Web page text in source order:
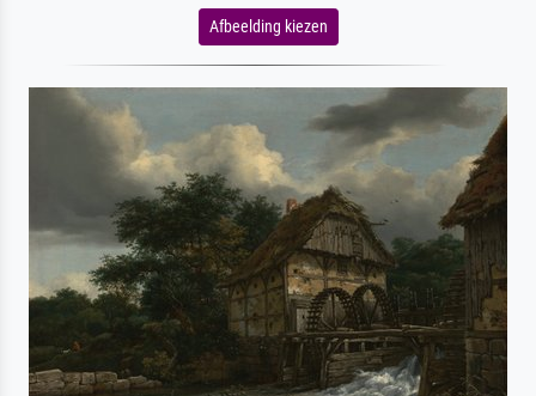
Afbeelding kiezen